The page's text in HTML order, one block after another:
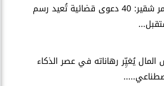
سامر شقير: 40 دعوى قضائية تُعيد رسم
المال يُغيِّر رهاناته في عصر الذكاء